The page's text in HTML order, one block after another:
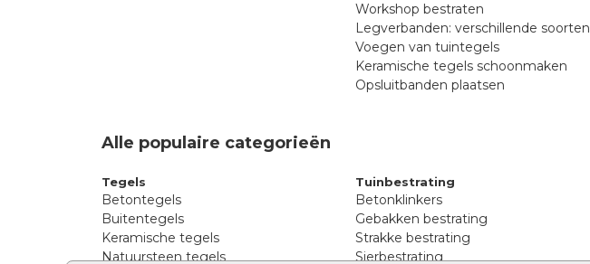
Workshop bestraten
Legverbanden: verschillende soorten
Voegen van tuintegels
Keramische tegels schoonmaken
Opsluitbanden plaatsen
Alle populaire categorieën
Tegels
Betontegels
Buitentegels
Keramische tegels
Natuursteen tegels
Tuinbestrating
Betonklinkers
Gebakken bestrating
Strakke bestrating
Sierbestrating